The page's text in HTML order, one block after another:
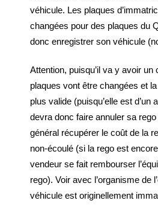
véhicule. Les plaques
changées pour des plaques du
donc enregistrer son véhicule
Attention, puisqu’il va y avoir un
plaques vont être changées et
plus valide (puisqu’elle est d’un
devra donc faire annuler sa
général récupérer le coût de la
non-écoulé (si la rego est
vendeur se fait rembourser
rego). Voir avec l’organisme de
véhicule est originellement